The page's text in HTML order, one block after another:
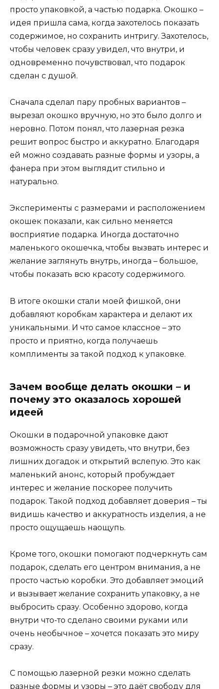
просто упаковкой, а частью подарка. Окошко –
идея пришла сама, когда захотелось показать
содержимое, но сохранить интригу. Захотелось,
чтобы человек сразу увидел, что внутри, и
одновременно почувствовал, что подарок
сделан с душой.
Сначала сделал пару пробных вариантов –
вырезал окошко вручную, но это было долго и
неровно. Потом понял, что лазерная резка
решит вопрос быстро и аккуратно. Благодаря
ей можно создавать разные формы и узоры, а
фанера при этом выглядит стильно и
натурально.
Эксперименты с размерами и расположением
окошек показали, как сильно меняется
восприятие подарка. Иногда достаточно
маленького окошечка, чтобы вызвать интерес и
желание заглянуть внутрь, иногда – большое,
чтобы показать всю красоту содержимого.
В итоге окошки стали моей фишкой, они
добавляют коробкам характера и делают их
уникальными. И что самое классное – это
просто и приятно, когда получаешь
комплименты за такой подход к упаковке.
Зачем вообще делать окошки – и
почему это оказалось хорошей
идеей
Окошки в подарочной упаковке дают
возможность сразу увидеть, что внутри, без
лишних догадок и открытий вслепую. Это как
маленький анонс, который пробуждает
интерес и желание поскорее получить
подарок. Такой подход добавляет доверия – ты
видишь качество и аккуратность изделия, а не
просто ощущаешь наощупь.
Кроме того, окошки помогают подчеркнуть сам
подарок, сделать его центром внимания, а не
просто частью коробки. Это добавляет эмоций
и вызывает желание сохранить упаковку, а не
выбросить сразу. Особенно здорово, когда
внутри что-то сделано своими руками или
очень необычное – хочется показать это миру
сразу.
С помощью лазерной резки можно сделать
разные формы и узоры – это даёт свободу для